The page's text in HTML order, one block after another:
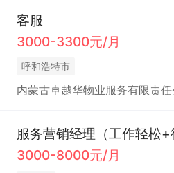
客服
3000-3300元/月
呼和浩特市
内蒙古卓越华物业服务有限责任
服务营销经理（工作轻松+
3000-8000元/月